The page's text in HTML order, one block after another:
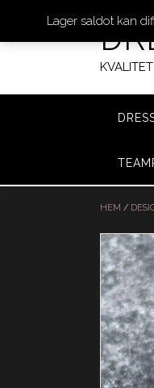
Hoppa
HEM /
Lager saldot kan